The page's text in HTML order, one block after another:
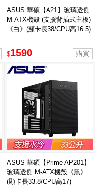
ASUS 華碩【A21】玻璃透側
M-ATX機殼 (支援背插式主板)
《白》(顯卡長38/CPU高16.5)
$1590
ASUS 華碩【Prime AP201】
玻璃透側 M-ATX機殼《黑》
(顯卡長33.8/CPU高17)